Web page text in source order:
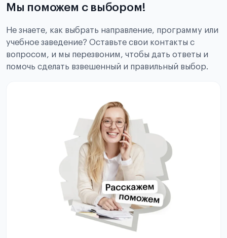
Мы поможем с выбором!
Не знаете, как выбрать направление, программу или
учебное заведение? Оставьте свои контакты с
вопросом, и мы перезвоним, чтобы дать ответы и
помочь сделать взвешенный и правильный выбор.